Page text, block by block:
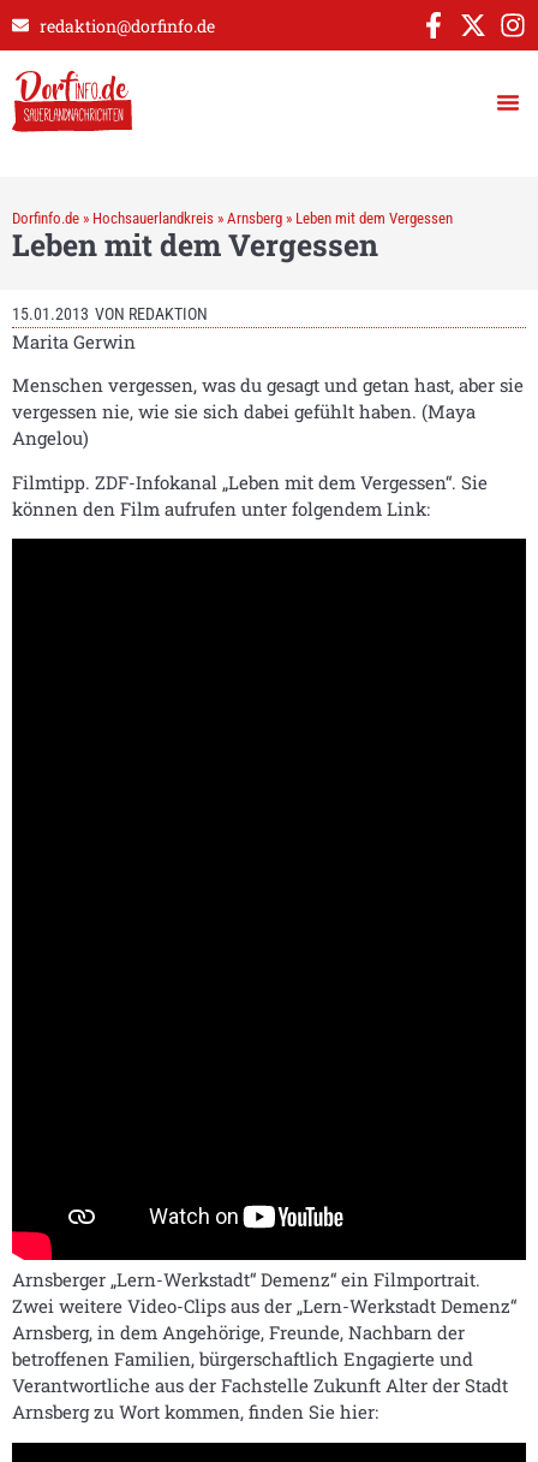
redaktion@dorfinfo.de
Dorfinfo.de » Hochsauerlandkreis » Arnsberg » Leben mit dem Vergessen
Leben mit dem Vergessen
15.01.2013 VON REDAKTION
Marita Gerwin
Menschen vergessen, was du gesagt und getan hast, aber sie
vergessen nie, wie sie sich dabei gefühlt haben. (Maya
Angelou)
Filmtipp. ZDF-Infokanal „Leben mit dem Vergessen“. Sie
können den Film aufrufen unter folgendem Link:
Arnsberger „Lern-Werkstadt“ Demenz“ ein Filmportrait.
Zwei weitere Video-Clips aus der „Lern-Werkstadt Demenz“
Arnsberg, in dem Angehörige, Freunde, Nachbarn der
betroffenen Familien, bürgerschaftlich Engagierte und
Verantwortliche aus der Fachstelle Zukunft Alter der Stadt
Arnsberg zu Wort kommen, finden Sie hier: